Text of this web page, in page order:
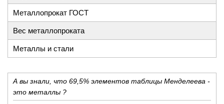
Металлопрокат ГОСТ
Вес металлопроката
Металлы и стали
А вы знали, что 69,5% элементов таблицы Менделеева -
это металлы ?